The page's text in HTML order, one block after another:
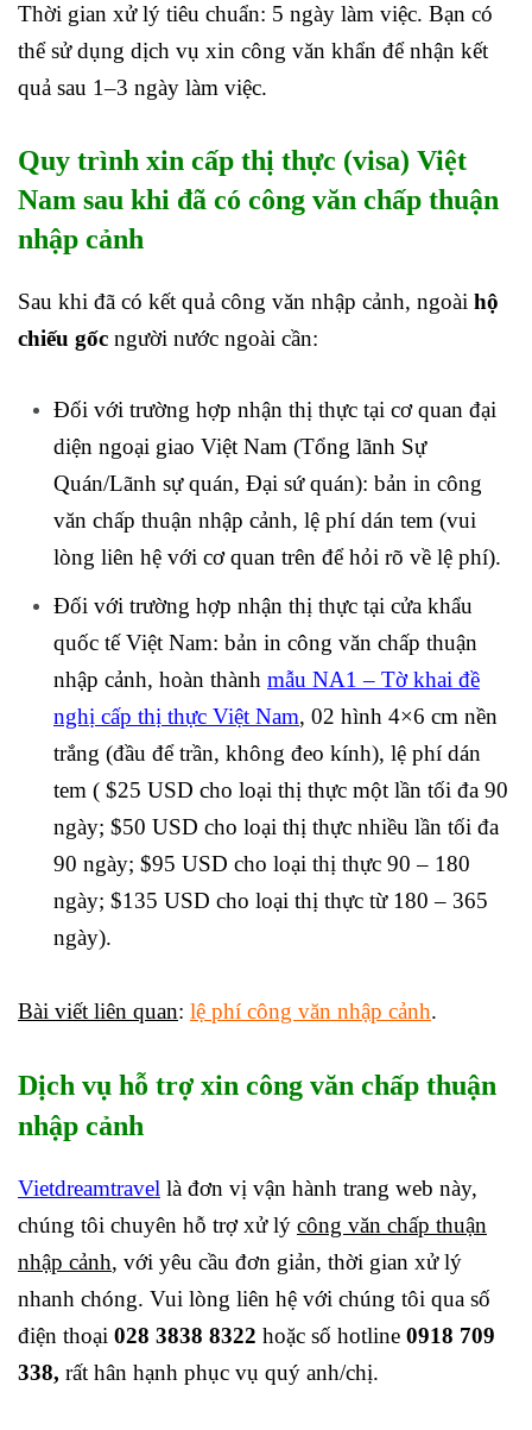
Thời gian xử lý tiêu chuẩn: 5 ngày làm việc. Bạn có
thể sử dụng dịch vụ xin công văn khẩn để nhận kết
quả sau 1–3 ngày làm việc.
Quy trình xin cấp thị thực (visa) Việt
Nam sau khi đã có công văn chấp thuận
nhập cảnh
Sau khi đã có kết quả công văn nhập cảnh, ngoài hộ
chiếu gốc người nước ngoài cần:
Đối với trường hợp nhận thị thực tại cơ quan đại
diện ngoại giao Việt Nam (Tổng lãnh Sự
Quán/Lãnh sự quán, Đại sứ quán): bản in công
văn chấp thuận nhập cảnh, lệ phí dán tem (vui
lòng liên hệ với cơ quan trên để hỏi rõ về lệ phí).
Đối với trường hợp nhận thị thực tại cửa khẩu
quốc tế Việt Nam: bản in công văn chấp thuận
nhập cảnh, hoàn thành mẫu NA1 – Tờ khai đề
nghị cấp thị thực Việt Nam, 02 hình 4×6 cm nền
trắng (đầu để trần, không đeo kính), lệ phí dán
tem ( $25 USD cho loại thị thực một lần tối đa 90
ngày; $50 USD cho loại thị thực nhiều lần tối đa
90 ngày; $95 USD cho loại thị thực 90 – 180
ngày; $135 USD cho loại thị thực từ 180 – 365
ngày).
Bài viết liên quan: lệ phí công văn nhập cảnh.
Dịch vụ hỗ trợ xin công văn chấp thuận
nhập cảnh
Vietdreamtravel là đơn vị vận hành trang web này,
chúng tôi chuyên hỗ trợ xử lý công văn chấp thuận
nhập cảnh, với yêu cầu đơn giản, thời gian xử lý
nhanh chóng. Vui lòng liên hệ với chúng tôi qua số
điện thoại 028 3838 8322 hoặc số hotline 0918 709
338, rất hân hạnh phục vụ quý anh/chị.